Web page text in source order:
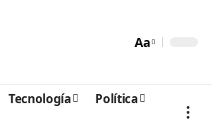
Aa
Tecnología
Política